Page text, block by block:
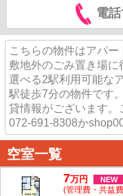
電
こちらの物件はアパー
敷地外のごみ置き場
選べる2駅利用可能な
駅徒歩7分の物件です
貸情報がございます。
072-691-8308か
空室一覧
7万円 NEW
(管理費・共益